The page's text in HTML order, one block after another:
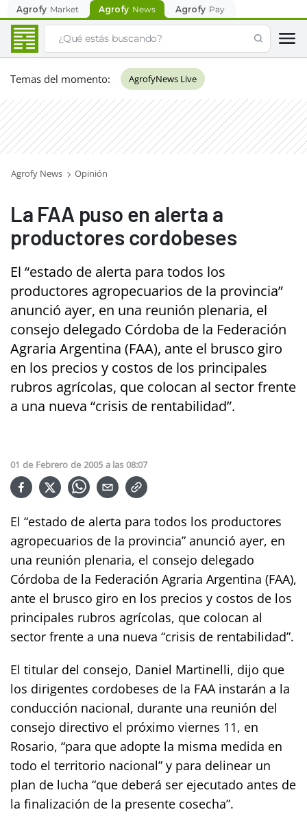
Agrofy Market Agrofy News Agrofy Pay
Temas del momento: AgrofyNews Live
Agrofy News Opinión
La FAA puso en alerta a
productores cordobeses
El “estado de alerta para todos los
productores agropecuarios de la provincia”
anunció ayer, en una reunión plenaria, el
consejo delegado Córdoba de la Federación
Agraria Argentina (FAA), ante el brusco giro
en los precios y costos de los principales
rubros agrícolas, que colocan al sector frente
a una nueva “crisis de rentabilidad”.
01 de Febrero de 2005 a las 08:07
El “estado de alerta para todos los productores
agropecuarios de la provincia” anunció ayer, en
una reunión plenaria, el consejo delegado
Córdoba de la Federación Agraria Argentina (FAA),
ante el brusco giro en los precios y costos de los
principales rubros agrícolas, que colocan al
sector frente a una nueva “crisis de rentabilidad”.
El titular del consejo, Daniel Martinelli, dijo que
los dirigentes cordobeses de la FAA instarán a la
conducción nacional, durante una reunión del
consejo directivo el próximo viernes 11, en
Rosario, “para que adopte la misma medida en
todo el territorio nacional” y para delinear un
plan de lucha “que deberá ser ejecutado antes de
la finalización de la presente cosecha”.